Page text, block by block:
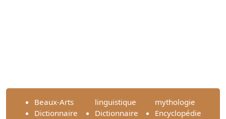
Beaux-Arts
Dictionnaire
linguistique
Dictionnaire
mythologie
Encyclopédie